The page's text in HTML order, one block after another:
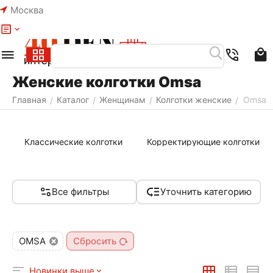
Москва
Женские колготки Omsa
Главная / Каталог / Женщинам / Колготки женские / Omsa
Классические колготки Корректирующие колготки
Все фильтры Уточнить категорию
OMSA Сбросить
Новинки выше